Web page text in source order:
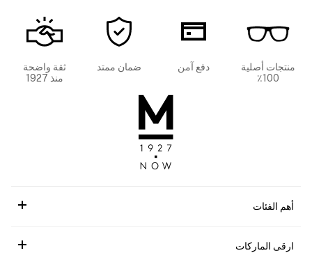
منتجات أصلية
100٪
دفع آمن ضمان ممتد
ثقة واضحة
منذ 1927
أهم الفئات
ارقى الماركات